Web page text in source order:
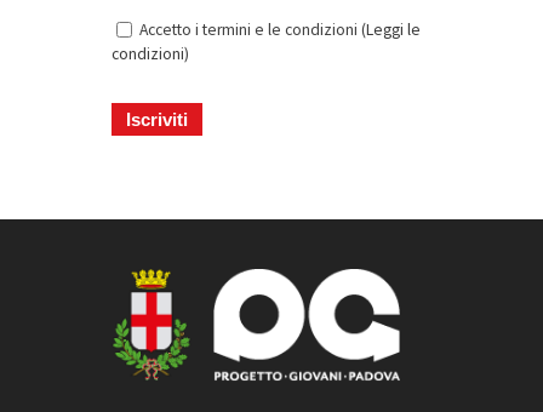
Accetto i termini e le condizioni (Leggi le
condizioni)